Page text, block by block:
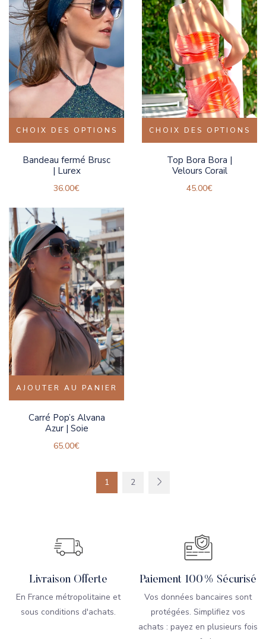
CHOIX DES OPTIONS
Bandeau fermé Brusc
| Lurex
36.00€
CHOIX DES OPTIONS
Top Bora Bora |
Velours Corail
45.00€
AJOUTER AU PANIER
Carré Pop’s Alvana
Azur | Soie
65.00€
1 2
Livraison Offerte
En France métropolitaine et
sous conditions d'achats.
Paiement 100% Sécurisé
Vos données bancaires sont
protégées. Simplifiez vos
achats : payez en plusieurs fois